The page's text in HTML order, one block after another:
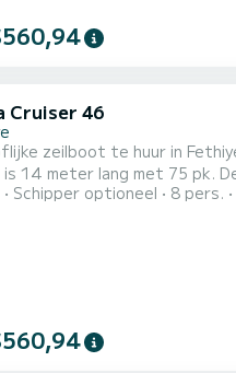
Cruiser 46
zeilboot te huur in
meter lang met 75 pk. De 4
boot is uitgerust met een Furling grootzeil en een Furling genua. Het heeft de volgende
Schipper optioneel 8 pers.